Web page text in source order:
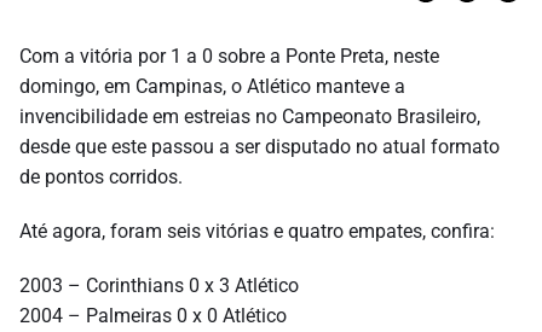
Com a vitória por 1 a 0 sobre a Ponte Preta, neste
domingo, em Campinas, o Atlético manteve a
invencibilidade em estreias no Campeonato Brasileiro,
desde que este passou a ser disputado no atual formato
de pontos corridos.
Até agora, foram seis vitórias e quatro empates, confira:
2003 – Corinthians 0 x 3 Atlético
2004 – Palmeiras 0 x 0 Atlético